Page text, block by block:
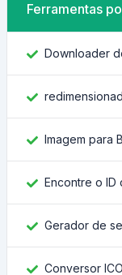
Ferramentas
Downloader
Imagem para
Encontre o
Gerador de
Conversor ICO